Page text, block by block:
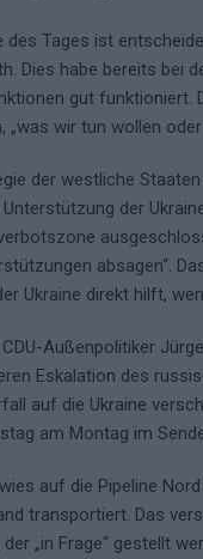
des Tages ist
Dies habe bereits bei
gut funktioniert.
„was wir tun wollen
der westliche
Unterstützung der
absagen“.
Ukraine direkt hilft,
Außenpolitiker
Eskalation des
auf die Ukraine
am Montag im
auf die Pipeline
transportiert. Das
der „in Frage“ gestellt